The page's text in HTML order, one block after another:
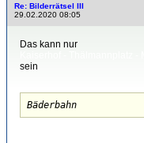
Re: Bilderrätsel III
29.02.2020 08:05
Das kann nur
sein
Bäderbahn